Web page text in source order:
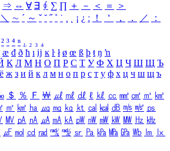
⇒ ⇔ ∀ ∃ ∮ ∑ ∏ ＋ － ＜ ＝
＞
＼ ∼ ´ ～ ˇ ˘ ˝ ˚ ˙ ¸ ¡ ¿ ː ！ ＇ ， ． ／
：
² ³ ⁴ ⁿ ₁ ₂ ₃ ₄
æ đ ð ħ ı ĳ ĸ ŀ ł ø œ ß þ ŧ ŋ ŉ
К Л М Н О П Р С Т У Ф Х Ц Ч Ш Щ Ъ
ё ж з и й к л м н о п р с т у ф х ц ч ш щ ъ
＄ ％ Ｆ ￦ ㎕ ㎖ ㎗ ℓ ㎘ ㏄ ㎣ ㎤ ㎥ ㎦
㎡ ㎢ ㏊ ㎍ ㎎ ㎏ ㏏ ㎈ ㎉ ㏈ ㎧ ㎨ ㎰
㎹ ㎀ ㎁ ㎂ ㎃ ㎄ ㎺ ㎻ ㎽ ㎾ ㎿ ㎐ ㎑
㎌ ㏖ ㏅ ㎭ ㎮ ㎯ ㏛ ㎩ ㎪ ㎫ ㎬ ㏝ ㏐
㏓